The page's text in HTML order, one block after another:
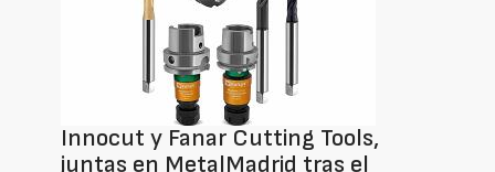
Innocut y Fanar Cutting Tools,
juntas en MetalMadrid tras el